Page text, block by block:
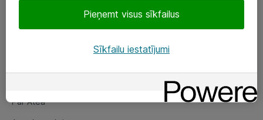
Par Atea
Par Atea
Pieņemt visus sīkfailus
Sīkfailu iestatījumi